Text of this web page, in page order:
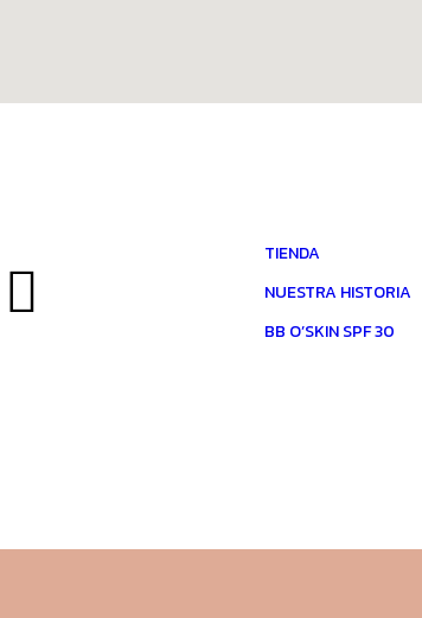
TIENDA
NUESTRA HISTORIA
BB O’SKIN SPF 30